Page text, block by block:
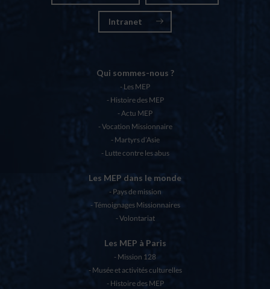
Intranet
Qui sommes-nous ?
Les MEP
Histoire des MEP
Actu MEP
Vocation Missionnaire
Martyrs d’Asie
Lutte contre les abus
Les MEP dans le monde
Pays de mission
Témoignages Missionnaires
Volontariat
Les MEP à Paris
Mission 128
Musée et activités culturelles
Histoire des MEP